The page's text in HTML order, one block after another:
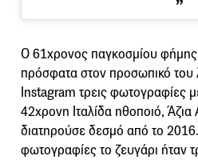
Ο 61χρονος παγκοσμίου φήμης
πρόσφατα στον προσωπικό του
Instagram τρεις φωτογραφίες
42χρονη Ιταλίδα ηθοποιό, Άζια
διατηρούσε δεσμό από το 2016.
φωτογραφίες το ζευγάρι ήταν